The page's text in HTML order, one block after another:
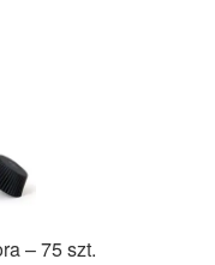
– 75 szt.